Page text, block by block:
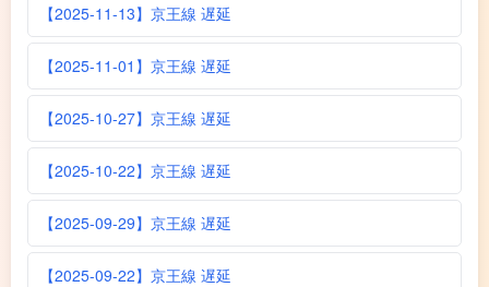
【2025-11-13】京王線 遅延
【2025-11-01】京王線 遅延
【2025-10-27】京王線 遅延
【2025-10-22】京王線 遅延
【2025-09-29】京王線 遅延
【2025-09-22】京王線 遅延